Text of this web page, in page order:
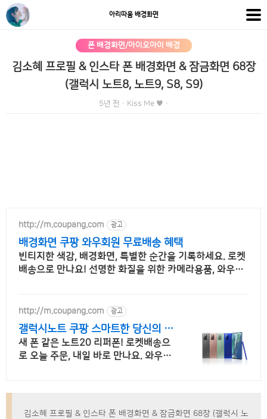
아리따움 배경화면
폰 배경화면/아이오아이 배경
김소혜 프로필 & 인스타 폰 배경화면 & 잠금화면 68장
(갤럭시 노트8, 노트9, S8, S9)
5년 전 · Kiss Me ♥ ·
http://m.coupang.com 광고
배경화면 쿠팡 와우회원 무료배송 혜택
빈티지한 색감, 배경화면, 특별한 순간을 기록하세요. 로켓
배송으로 만나요! 선명한 화질을 위한 카메라용품, 와우회
http://m.coupang.com 광고
갤럭시노트 쿠팡 스마트한 당신의 선
택
새 폰 같은 노트20 리퍼폰! 로켓배송으
로 오늘 주문, 내일 바로 만나요. 와우회
김소혜 프로필 & 인스타 폰 배경화면 & 잠금화면 68장 (갤럭시 노